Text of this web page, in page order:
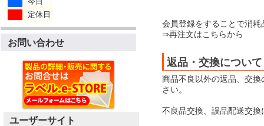
定休日
お問い合わせ
ユーザーサイト
会員登録をすることで消
⇒再注文はこちらから
返品・交換について
商品不良以外の返品、交
さい。
不良品交換、誤品配送交